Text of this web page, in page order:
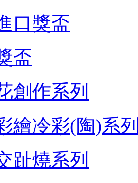
口獎盃
盃
創作系列
繪冷彩(陶)系
趾燒系列